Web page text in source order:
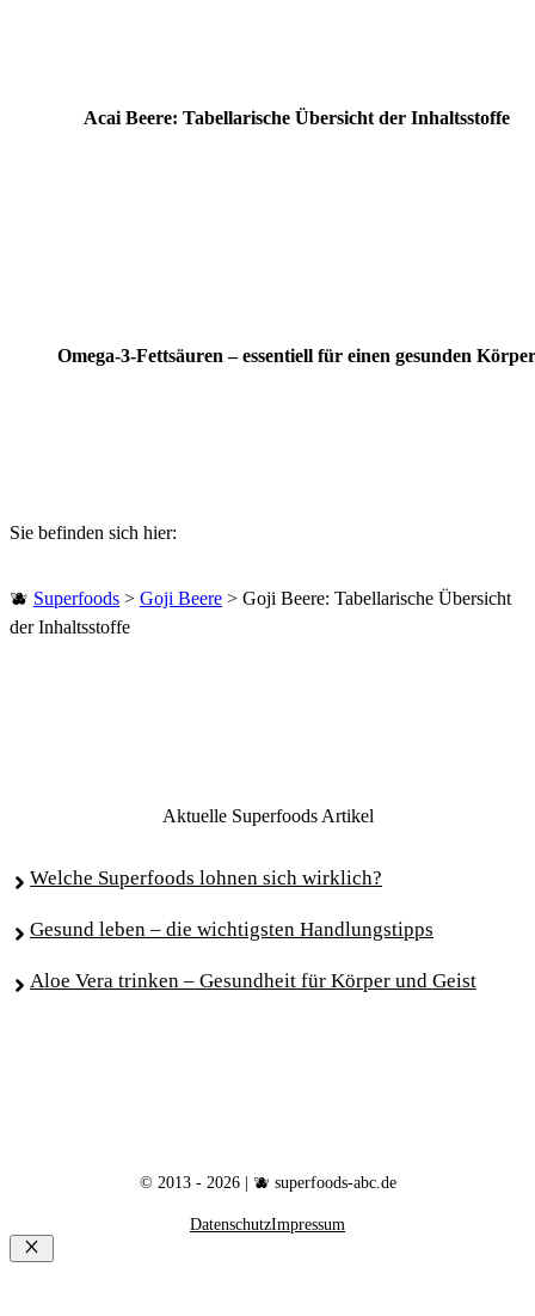
Acai Beere: Tabellarische Übersicht der Inhaltsstoffe
Omega-3-Fettsäuren – essentiell für einen gesunden Körper
Sie befinden sich hier:
🫐 Superfoods > Goji Beere > Goji Beere: Tabellarische Übersicht
der Inhaltsstoffe
Aktuelle Superfoods Artikel
Welche Superfoods lohnen sich wirklich?
Gesund leben – die wichtigsten Handlungstipps
Aloe Vera trinken – Gesundheit für Körper und Geist
© 2013 - 2026 | 🫐 superfoods-abc.de
DatenschutzImpressum
Schließen